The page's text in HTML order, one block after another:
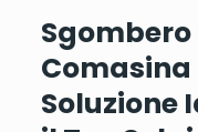
Sgombero
Comasina
Soluzione